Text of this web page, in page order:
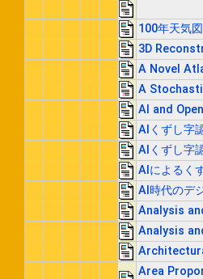
100年天気
3D
A Novel
A
AI and
AIくずし字
AIくずし字
AIによるく
AI時代のデ
Analysis
Analysis
Area